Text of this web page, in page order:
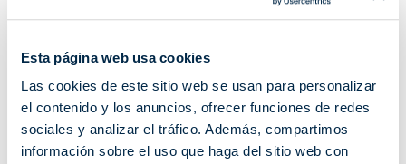
Esta página web usa cookies
Las cookies de este sitio web se usan para personalizar
el contenido y los anuncios, ofrecer funciones de redes
sociales y analizar el tráfico. Además, compartimos
información sobre el uso que haga del sitio web con
Módulo de ampliación Interfaz domótico
blanco y actuadores domóticos
de terceros.